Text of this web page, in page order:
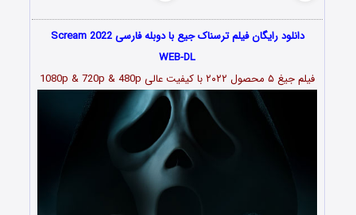
دانلود رایگان فیلم ترسناک جیع با دوبله فارسی Scream 2022
WEB-DL
فیلم جیغ ۵ محصول ۲۰۲۲ با کیفیت عالی 1080p & 720p & 480p